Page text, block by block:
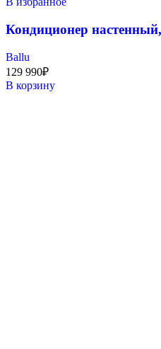
Кондиционер
Ballu
129 990₽
В корзину